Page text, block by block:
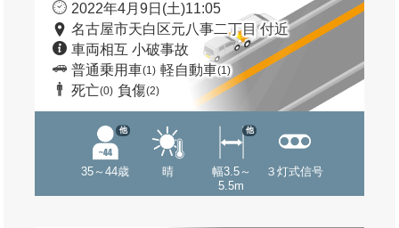
2022年4月9日(土)11:05
名古屋市天白区元八事二丁目 付近
車両相互 小破事故
普通乗用車(1) 軽自動車(1)
死亡(0) 負傷(2)
35～44歳
他
晴
幅3.5～
5.5m
他
３灯式信号